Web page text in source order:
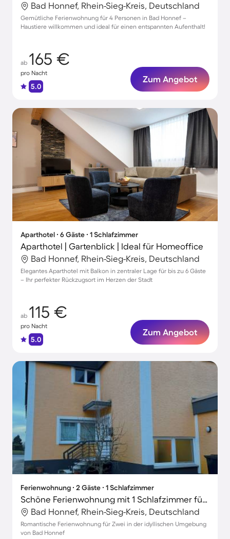
Bad Honnef, Rhein-Sieg-Kreis, Deutschland
Gemütliche Ferienwohnung für 4 Personen in Bad Honnef –
Haustiere willkommen und ideal für einen entspannten Aufenthalt!
ab 165 €
pro Nacht
5.0
Zum Angebot
Aparthotel ∙ 6 Gäste ∙ 1 Schlafzimmer
Aparthotel | Gartenblick | Ideal für Homeoffice
Bad Honnef, Rhein-Sieg-Kreis, Deutschland
Elegantes Aparthotel mit Balkon in zentraler Lage für bis zu 6 Gäste
– Ihr perfekter Rückzugsort im Herzen der Stadt
ab 115 €
pro Nacht
5.0
Zum Angebot
Ferienwohnung ∙ 2 Gäste ∙ 1 Schlafzimmer
Schöne Ferienwohnung mit 1 Schlafzimmer für 2 Personen
Bad Honnef, Rhein-Sieg-Kreis, Deutschland
Romantische Ferienwohnung für Zwei in der idyllischen Umgebung
von Bad Honnef